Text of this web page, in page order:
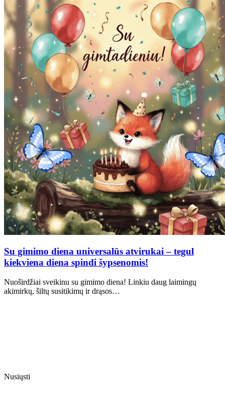
Su gimimo diena universalūs atvirukai – tegul
kiekviena diena spindi šypsenomis!
Nuoširdžiai sveikinu su gimimo diena! Linkiu daug laimingų
akimirkų, šiltų susitikimų ir drąsos…
Nusiųsti